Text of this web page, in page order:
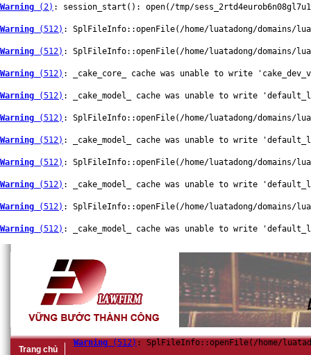
Warning (2) : session_start(): open(/tmp/
Warning (512) : SplFileInfo::openFile(/home/luatadong/domains/
Warning (512) : SplFileInfo::openFile(/home/luatadong/domains/
Warning (512) : _cake_core_ cache was unable to write
Warning (512) : _cake_model_ cache was unable to write
Warning (512) : SplFileInfo::openFile(/home/luatadong/domains/
Warning (512) : _cake_model_ cache was unable to write
Warning (512) : SplFileInfo::openFile(/home/luatadong/domains/
Warning (512) : _cake_model_ cache was unable to write
Warning (512) : SplFileInfo::openFile(/home/luatadong/domains/
Warning (512) : _cake_model_ cache was unable to write
Trang chủ
Warning (512) : SplFileInfo::openFile(/home/